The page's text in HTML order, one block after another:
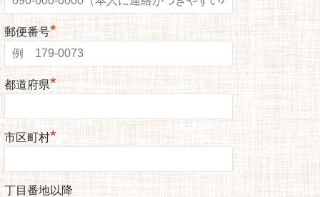
郵便番号*
都道府県*
市区町村*
丁目番地以降